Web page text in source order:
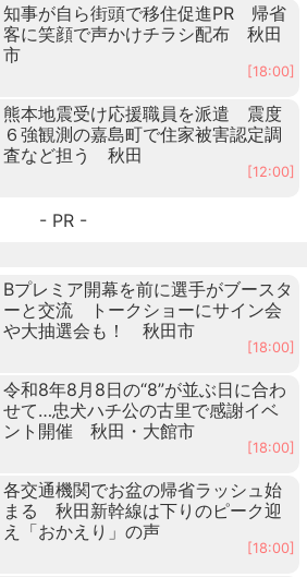
知事が自ら街頭で移住促進PR 帰省
客に笑顔で声かけチラシ配布 秋田
市
[18:00]
熊本地震受け応援職員を派遣 震度
６強観測の嘉島町で住家被害認定調
査など担う 秋田
[12:00]
- PR -
Bプレミア開幕を前に選手がブースタ
ーと交流 トークショーにサイン会
や大抽選会も！ 秋田市
[18:00]
令和8年8月8日の“8”が並ぶ日に合わ
せて…忠犬ハチ公の古里で感謝イベ
ント開催 秋田・大館市
[18:00]
各交通機関でお盆の帰省ラッシュ始
まる 秋田新幹線は下りのピーク迎
え「おかえり」の声
[18:00]